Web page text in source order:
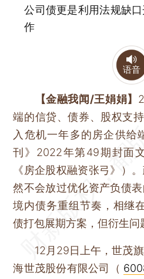
公司债更是利用法规缺
作
语音
【金融我闻/王娟娟】
端的信贷、债券、股权支
入危机一年多的房企供给
刊》2022年第49期封面
《房企股权融资张弓》）
然不会放过优化资产负债
境内债务重组节奏，相继
债打包展期方案，但衍生问
12月29日上午，世茂旗
海世茂股份有限公司（